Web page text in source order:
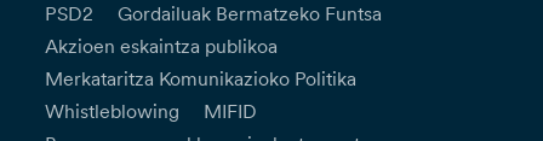
PSD2
Gordailuak Bermatzeko Funtsa
Akzioen eskaintza publikoa
Merkataritza Komunikazioko Politika
Whistleblowing
MIFID